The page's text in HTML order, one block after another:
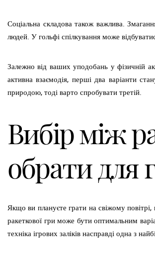
Соціальна складова також важлива.
людей. У гольфі спілкування може
Залежно від ваших уподобань у фізичній
активна взаємодія, перші два варіанти
природою, тоді варто спробувати третій.
Вибір між
обрати для
Якщо ви плануєте грати на свіжому
ракеткової гри може бути оптимальним
техніка ігрових заліків насправді одна з